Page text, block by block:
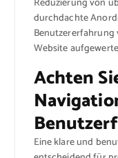
Reduzierung von
durchdachte
Benutzererfahrung
Website
Achten
Eine klare und